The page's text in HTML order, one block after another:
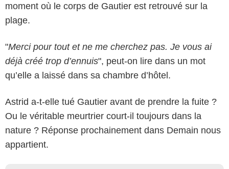
moment où le corps de Gautier est retrouvé sur la
plage.
"Merci pour tout et ne me cherchez pas. Je vous ai
déjà créé trop d’ennuis", peut-on lire dans un mot
qu’elle a laissé dans sa chambre d’hôtel.
Astrid a-t-elle tué Gautier avant de prendre la fuite ?
Ou le véritable meurtrier court-il toujours dans la
nature ? Réponse prochainement dans Demain nous
appartient.